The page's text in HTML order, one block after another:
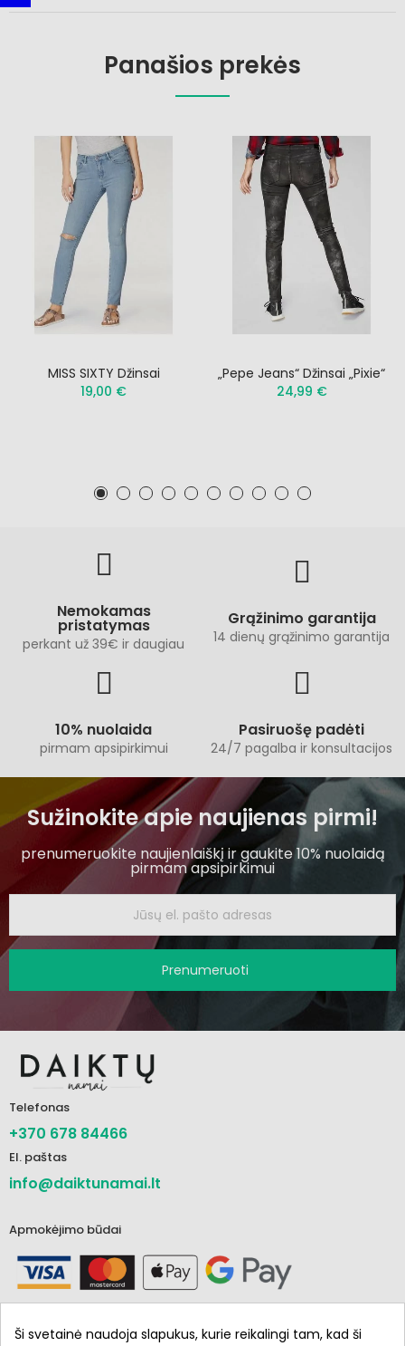
Panašios prekės
MISS SIXTY Džinsai
19,00 €
„Pepe Jeans“ Džinsai „Pixie“
24,99 €
Nemokamas
pristatymas
perkant už 39€ ir daugiau
Grąžinimo garantija
14 dienų grąžinimo garantija
10% nuolaida
pirmam apsipirkimui
Pasiruošę padėti
24/7 pagalba ir konsultacijos
Sužinokite apie naujienas pirmi!
prenumeruokite naujienlaiškį ir gaukite 10% nuolaidą
pirmam apsipirkimui
Prenumeruoti
Telefonas
+370 678 84466
El. paštas
info@daiktunamai.lt
Apmokėjimo būdai
Ši svetainė naudoja slapukus, kurie reikalingi tam, kad ši